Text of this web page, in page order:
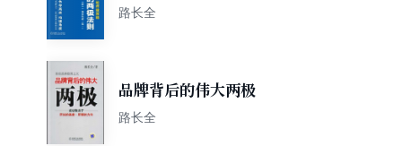
的两极法则
路长全
品牌背后的伟大两极
路长全